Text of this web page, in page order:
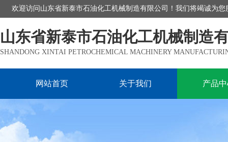
欢迎访问山东省新泰市石油化工机械制造有限公司！我们将竭诚为您
山东省新泰市石油化工机械制造
SHANDONG XINTAI PETROCHEMICAL MACHINERY
网站首页 关于我们 产品